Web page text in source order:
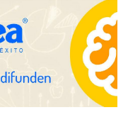
digital mensual de